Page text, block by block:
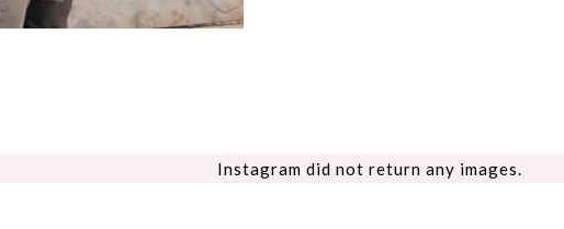
Instagram did not return any images.